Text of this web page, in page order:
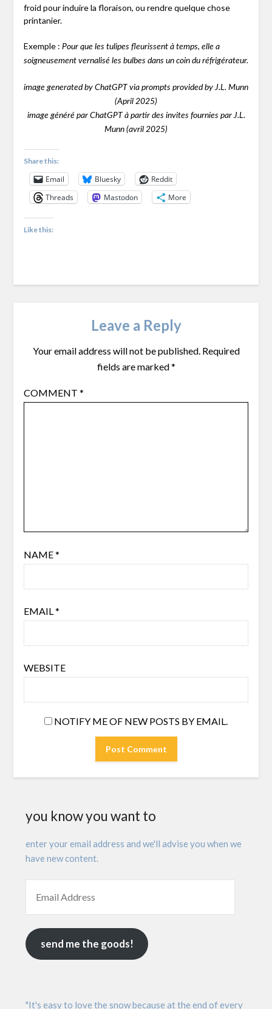
froid pour induire la floraison, ou rendre quelque chose
printanier.
Exemple : Pour que les tulipes fleurissent à temps, elle a
soigneusement vernalisé les bulbes dans un coin du réfrigérateur.
image generated by ChatGPT via prompts provided by J.L. Munn
(April 2025)
image généré par ChatGPT à partir des invites fournies par J.L.
Munn (avril 2025)
Share this:
Email Bluesky
Reddit
Threads
Mastodon More
Like this:
Leave a Reply
Your email address will not be published. Required
fields are marked*
COMMENT *
NAME*
EMAIL *
WEBSITE
NOTIFY ME OF NEW POSTS BY EMAIL.
you know you want to
enter your email address and we'll advise you when we
have new content.
send me the goods!
"It's easy to love the snow because at the end of every